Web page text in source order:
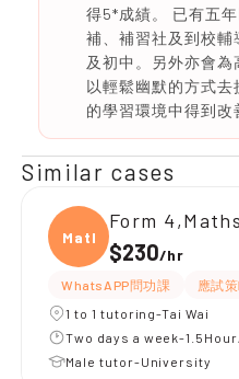
得5*成績。 已有五
補、補習社及到校
及初中。另外亦會
以輕鬆幽默的方式
的學習環境中得到改
Similar cases
Maths
Form
$230/hr
WhatsAPP問功課 應試
1 to 1 tutoring-Tai Wai
Two days a week-
Male tutor-University